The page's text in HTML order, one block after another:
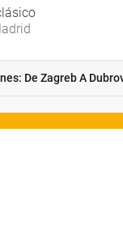
De Zagreb A